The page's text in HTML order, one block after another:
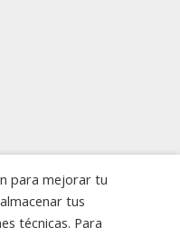
para mejorar tu
tus
técnicas. Para